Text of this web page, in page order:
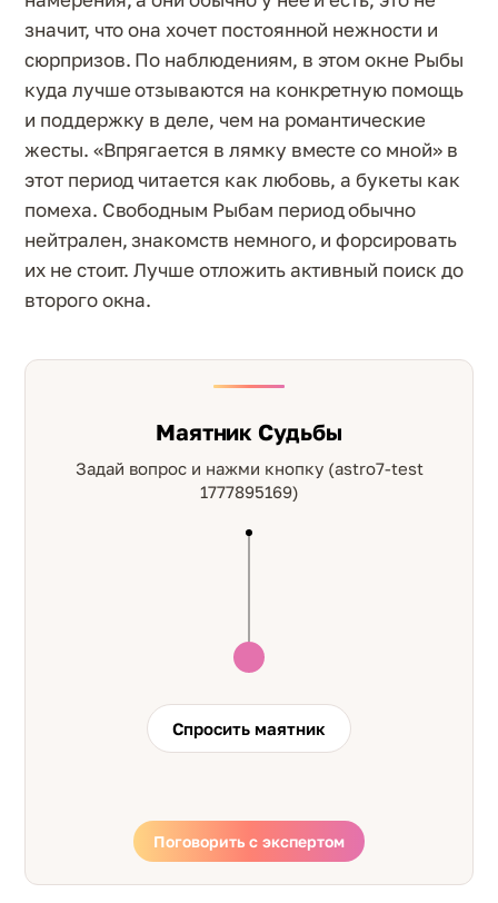
значит, что она хочет постоянной нежности и
сюрпризов. По наблюдениям, в этом окне Рыбы
куда лучше отзываются на конкретную помощь
и поддержку в деле, чем на романтические
жесты. «Впрягается в лямку вместе со мной» в
этот период читается как любовь, а букеты как
помеха. Свободным Рыбам период обычно
нейтрален, знакомств немного, и форсировать
их не стоит. Лучше отложить активный поиск до
второго окна.
Маятник Судьбы
Задай вопрос и нажми кнопку (astro7-test
1777895169)
Спросить маятник
Поговорить с экспертом